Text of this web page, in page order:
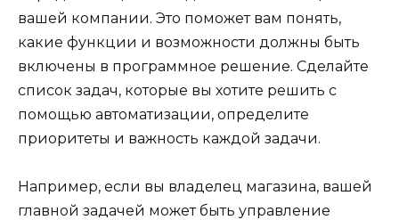
вашей компании. Это поможет вам понять,
какие функции и возможности должны быть
включены в программное решение. Сделайте
список задач, которые вы хотите решить с
помощью автоматизации, определите
приоритеты и важность каждой задачи.
Например, если вы владелец магазина, вашей
главной задачей может быть управление